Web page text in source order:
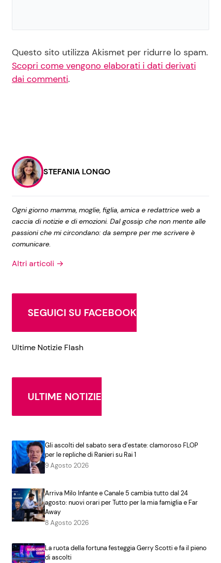
Questo sito utilizza Akismet per ridurre lo spam.
Scopri come vengono elaborati i dati derivati
dai commenti.
STEFANIA LONGO
Ogni giorno mamma, moglie, figlia, amica e redattrice web a
caccia di notizie e di emozioni. Dal gossip che non mente alle
passioni che mi circondano: da sempre per me scrivere è
comunicare.
Altri articoli →
SEGUICI SU FACEBOOK
Ultime Notizie Flash
ULTIME NOTIZIE
Gli ascolti del sabato sera d’estate: clamoroso FLOP
per le repliche di Ranieri su Rai 1
9 Agosto 2026
Arriva Milo Infante e Canale 5 cambia tutto dal 24
agosto: nuovi orari per Tutto per la mia famiglia e Far
Away
8 Agosto 2026
La ruota della fortuna festeggia Gerry Scotti e fa il pieno
di ascolti